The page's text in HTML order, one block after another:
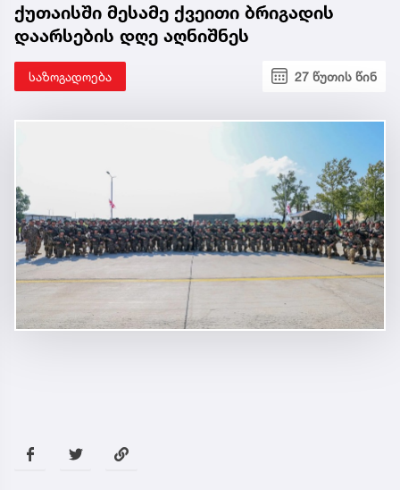
ქუთაისში მესამე ქვეითი ბრიგადის
დაარსების დღე აღნიშნეს
საზოგადოება 27 წუთის წინ